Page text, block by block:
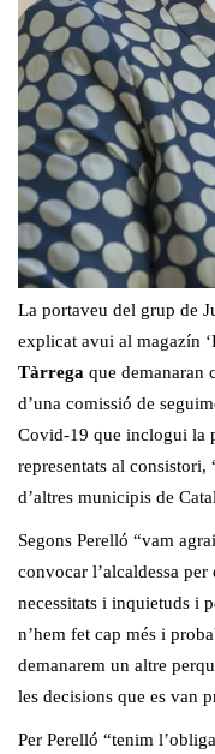
La portaveu del grup de
explicat avui al magazín
Tàrrega que demanaran
d’una comissió de
Covid-19 que inclogui la
representats al consistori,
d’altres municipis de
Segons Perelló “vam
convocar l’alcaldessa
necessitats i inquietuds i
n’hem fet cap més i
demanarem un altre
les decisions que es van
Per Perelló “tenim